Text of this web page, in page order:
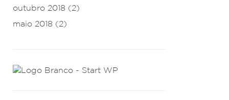
outubro 2018 (2)
maio 2018 (2)